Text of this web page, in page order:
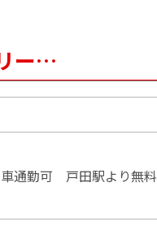
ー…
通勤可 戸田駅より無料